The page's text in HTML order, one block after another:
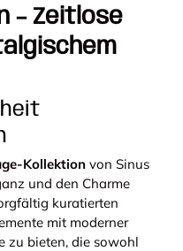
– Zeitlose
Kollektion von Sinus
und den Charme
kuratierten
mit moderner
zu bieten, die sowohl